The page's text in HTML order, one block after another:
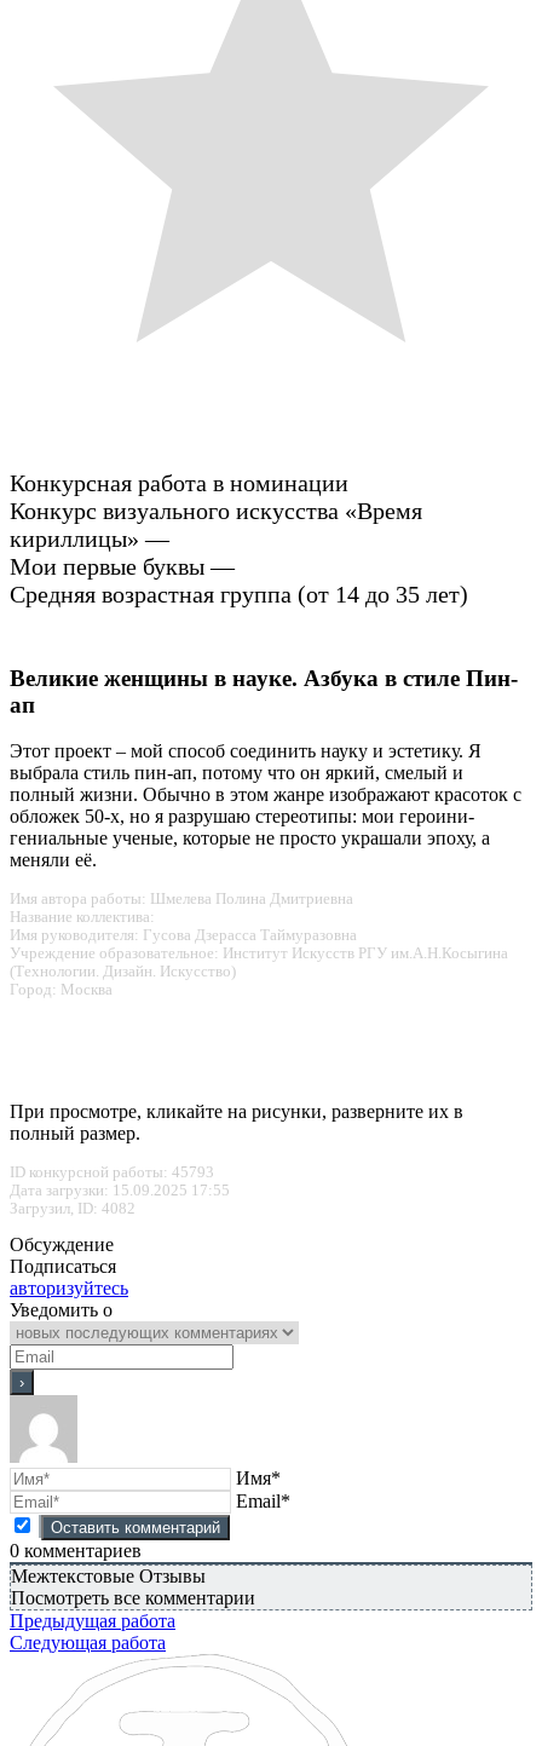
Конкурсная работа в номинации
Конкурс визуального искусства «Время
кириллицы» —
Мои первые буквы —
Средняя возрастная группа (от 14 до 35 лет)
Великие женщины в науке. Азбука в стиле Пин-
ап
Этот проект – мой способ соединить науку и эстетику. Я
выбрала стиль пин-ап, потому что он яркий, смелый и
полный жизни. Обычно в этом жанре изображают красоток с
обложек 50-х, но я разрушаю стереотипы: мои героини-
гениальные ученые, которые не просто украшали эпоху, а
меняли её.
Имя автора работы: Шмелева Полина Дмитриевна
Название коллектива:
Имя руководителя: Гусова Дзерасса Таймуразовна
Учреждение образовательное: Институт Искусств РГУ им.А.Н.Косыгина
(Технологии. Дизайн. Искусство)
Город: Москва
При просмотре, кликайте на рисунки, разверните их в
полный размер.
ID конкурсной работы: 45793
Дата загрузки: 15.09.2025 17:55
Загрузил, ID: 4082
Обсуждение
Подписаться
авторизуйтесь
Уведомить о
Имя*
Email*
0 комментариев
Межтекстовые Отзывы
Посмотреть все комментарии
Предыдущая работа
Следующая работа